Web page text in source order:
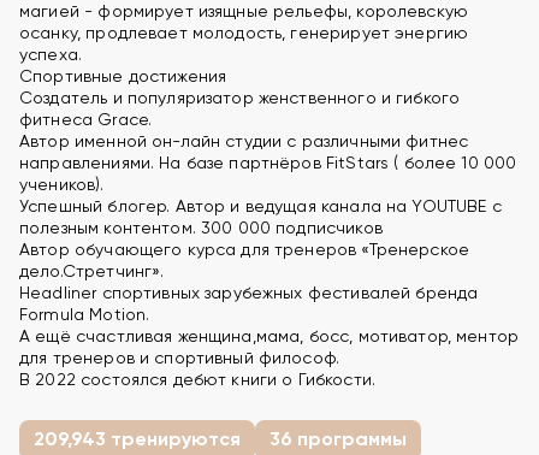
магией - формирует изящные рельефы, королевскую
осанку, продлевает молодость, генерирует энергию
успеха.
Спортивные достижения
Создатель и популяризатор женственного и гибкого
фитнеса Grace.
Автор именной он-лайн студии с различными фитнес
направлениями. На базе партнёров FitStars ( более 10 000
учеников).
Успешный блогер. Автор и ведущая канала на YOUTUBE с
полезным контентом. 300 000 подписчиков
Автор обучающего курса для тренеров «Тренерское
дело.Стретчинг».
Headliner спортивных зарубежных фестивалей бренда
Formula Motion.
А ещё счастливая женщина,мама, босс, мотиватор, ментор
для тренеров и спортивный философ.
В 2022 состоялся дебют книги о Гибкости.
209,943 тренируются 36 программы